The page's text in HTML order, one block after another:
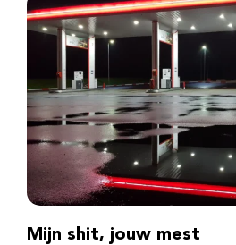
Mijn shit, jouw mest